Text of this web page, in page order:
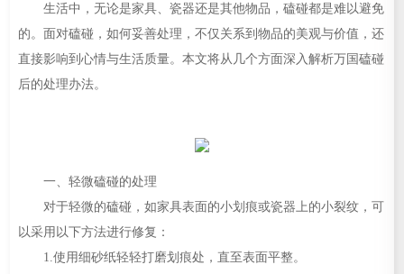
生活中，无论是家具、瓷器还是其他物品，磕碰都是难以避免
的。面对磕碰，如何妥善处理，不仅关系到物品的美观与价值，还
直接影响到心情与生活质量。本文将从几个方面深入解析万国磕碰
后的处理办法。
一、轻微磕碰的处理
对于轻微的磕碰，如家具表面的小划痕或瓷器上的小裂纹，可
以采用以下方法进行修复：
1.使用细砂纸轻轻打磨划痕处，直至表面平整。